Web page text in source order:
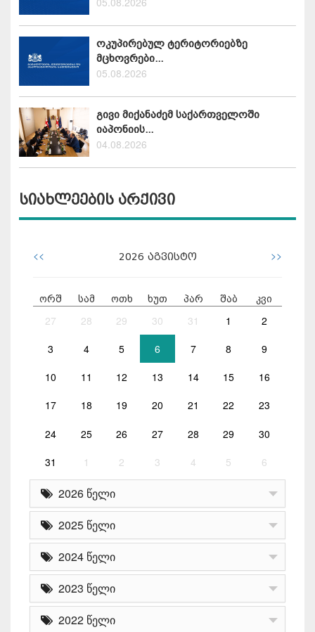
ოკუპირებულ ტერიტორიებზე
მცხოვრები...
05.08.2026
გივი მიქანაძემ საქართველოში
იაპონიის...
04.08.2026
სიახლეების არქივი
<< 2026 აგვისტო >>
ორშ სამ ოთხ ხუთ პარ შაბ კვი
27 28 29 30 31 1 2
3 4 5 6 7 8 9
10 11 12 13 14 15 16
17 18 19 20 21 22 23
24 25 26 27 28 29 30
31 1 2 3 4 5 6
2026 წელი
2025 წელი
2024 წელი
2023 წელი
2022 წელი